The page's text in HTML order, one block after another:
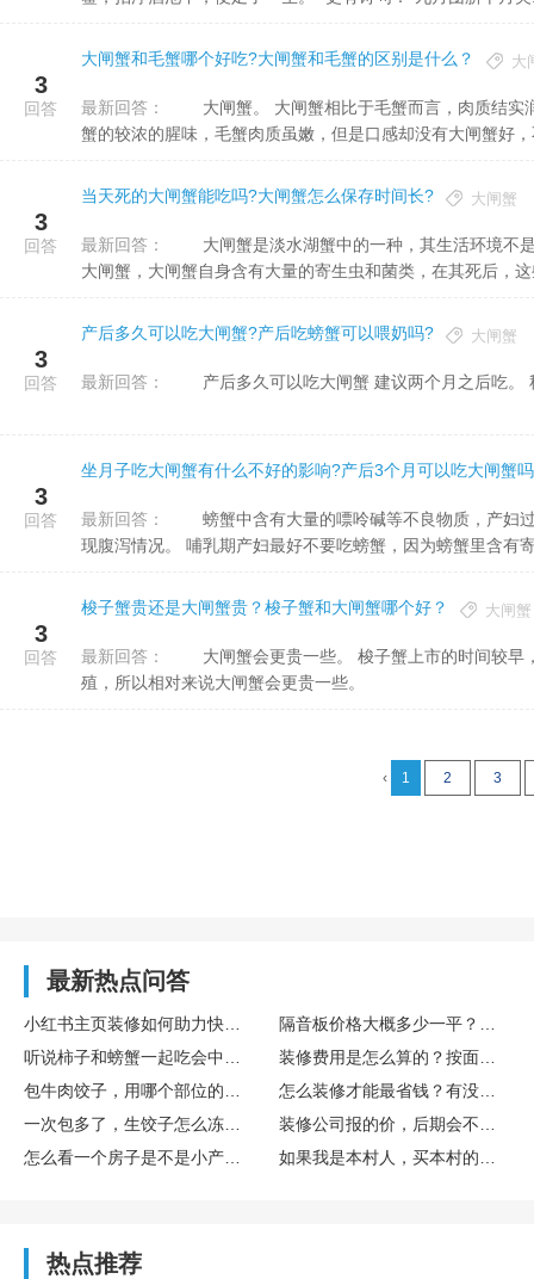
3
回答
大闸蟹和毛蟹哪个好吃?大闸蟹和毛蟹的区别是什么？ 大
最新回答：
蟹的较浓的腥味，毛蟹肉质虽嫩，但是口感却没有大闸蟹好
3
回答
当天死的大闸蟹能吃吗?大闸蟹怎么保存时间长? 大闸蟹
最新回答：
大闸蟹，大闸蟹自身含有大量的寄生虫和菌类，在其死后，
3
回答
产后多久可以吃大闸蟹?产后吃螃蟹可以喂奶吗? 大闸蟹
最新回答： 产后多久可以吃大闸蟹 建议两个月之后吃。
3
回答
坐月子吃大闸蟹有什么不好的影响?产后3个月可以吃大闸蟹
最新回答：
现腹泻情况。 哺乳期产妇最好不要吃螃蟹，因为螃蟹里含有
3
回答
梭子蟹贵还是大闸蟹贵？梭子蟹和大闸蟹哪个好？ 大闸蟹
最新回答：
殖，所以相对来说大闸蟹会更贵一些。
‹ 1 2 3
最新热点问答
热点推荐